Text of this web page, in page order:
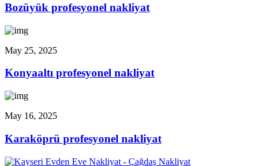
Bozüyük profesyonel nakliyat
May 25, 2025
Konyaaltı profesyonel nakliyat
May 16, 2025
Karaköprü profesyonel nakliyat